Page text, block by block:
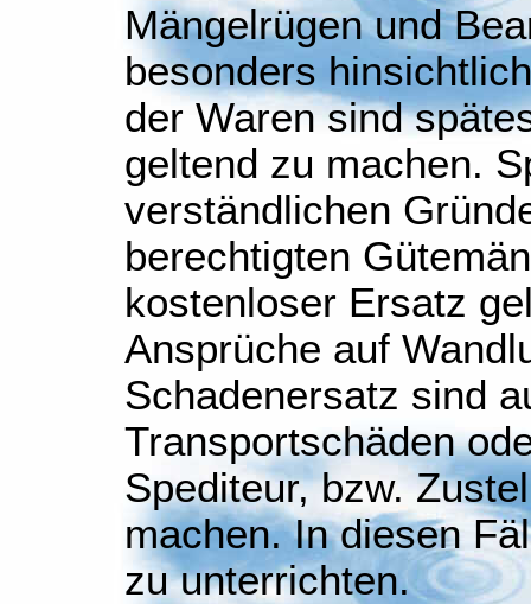
Mängelrügen und
besonders
der Waren sind
geltend zu machen.
verständlichen
berechtigten
kostenloser Ersatz
Ansprüche auf
Schadenersatz sind
Transportschäden
Spediteur, bzw.
machen. In diesen
zu unterrichten.